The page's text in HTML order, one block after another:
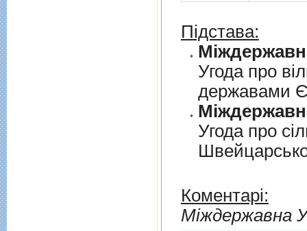
Підстава:
Угода про
державами
Угода про
Коментарі:
Мiждержавна